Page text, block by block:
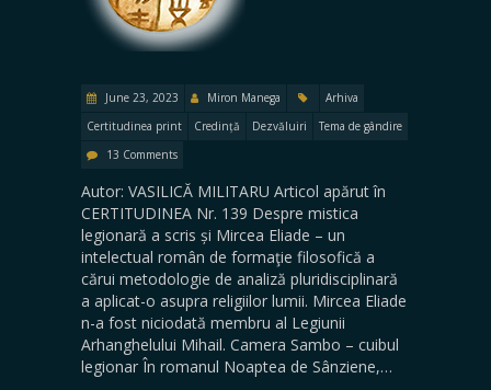
June 23, 2023 Miron Manega
Arhiva
Certitudinea print
Credință Dezvăluiri
Tema de gândire
13 Comments
Autor: VASILICĂ MILITARU Articol apărut în
CERTITUDINEA Nr. 139 Despre mistica
legionară a scris și Mircea Eliade – un
intelectual român de formaţie filosofică a
cărui metodologie de analiză pluridisciplinară
a aplicat-o asupra religiilor lumii. Mircea Eliade
n-a fost niciodată membru al Legiunii
Arhanghelului Mihail. Camera Sambo – cuibul
legionar În romanul Noaptea de Sânziene,…